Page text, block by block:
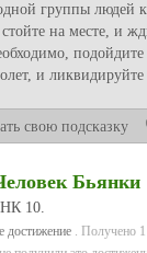
группы людей
стойте на месте, и
и ликвидируйте
свою подсказку
Бьянки
10.
достижение . Получено